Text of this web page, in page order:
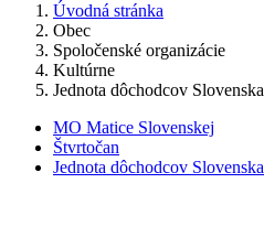
Úvodná stránka
Obec
Spoločenské organizácie
Kultúrne
Jednota dôchodcov Slovenska
MO Matice Slovenskej
Štvrtočan
Jednota dôchodcov Slovenska